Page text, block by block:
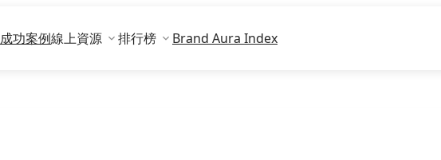
成功案例線上資源 排行榜 Brand Aura Index